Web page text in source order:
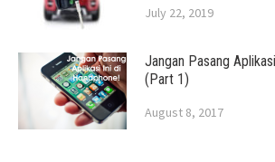
July 22, 2019
Jangan Pasang
(Part 1)
August 8, 2017